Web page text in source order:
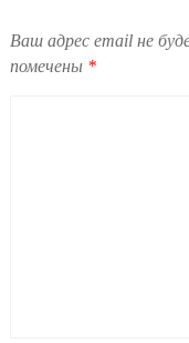
Ваш адрес email не
помечены *